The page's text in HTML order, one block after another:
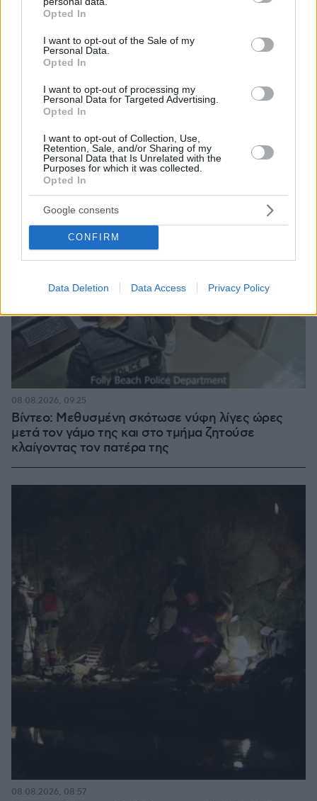
grant or deny consent to Google and its third-party tags to
use your data for below specified purposes in below Google
consent section.
Opted In
I want to opt-out of the Sale of my
Personal Data.
Opted In
I want to opt-out of processing my
Personal Data for Targeted Advertising.
Opted In
I want to opt-out of Collection, Use,
Retention, Sale, and/or Sharing of my
Personal Data that Is Unrelated with the
Purposes for which it was collected.
Opted In
Google consents
CONFIRM
Data Deletion Data Access Privacy Policy
ΔΕΙΤΕ ΟΛΕΣ ΤΙΣ ΕΙΔΗΣΕΙΣ
ΤΑ ΠΙΟ ΔΗΜΟΦΙΛΗ
Βίντεο: Μεθυσμένη σκότωσε νύφη λίγες ώρες
μετά τον γάμο της και στο τμήμα ζητούσε
κλαίγοντας τον πατέρα της
08.08.2026, 09:25
08.08.2026, 08:57